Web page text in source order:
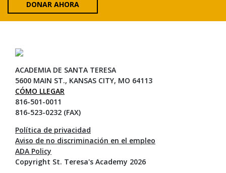
DONAR AHORA
ACADEMIA DE SANTA TERESA
5600 MAIN ST., KANSAS CITY, MO 64113
CÓMO LLEGAR
816-501-0011
816-523-0232 (FAX)
Política de privacidad
Aviso de no discriminación en el empleo
ADA Policy
Copyright St. Teresa's Academy 2026